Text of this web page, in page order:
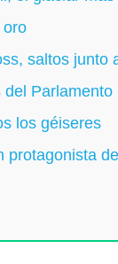
oro
saltos junto
del Parlamento
los géiseres
protagonista